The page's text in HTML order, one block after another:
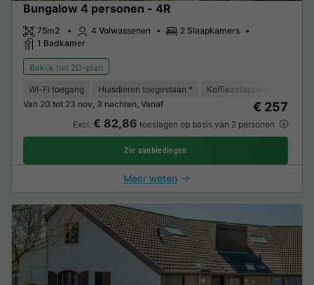
Bungalow 4 personen - 4R
75m2 4 Volwassenen
2 Slaapkamers
1 Badkamer
Bekijk het 2D-plan
Wi-Fi toegang Huisdieren toegestaan * Koffiezetapparaat
Van 20 tot 23 nov, 3 nachten, Vanaf
€ 257
Excl. € 82,86 toeslagen op basis van 2 personen
Zie aanbiedingen
Meer weten